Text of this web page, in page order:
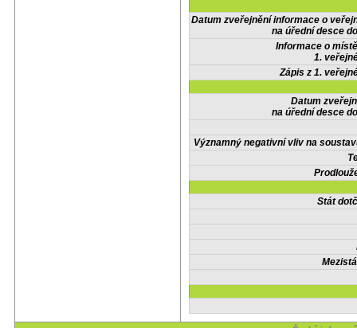
Datum zveřejnění informace o
na úřední desce
Informace o
1.
Zápis z 1.
Datum
na úřední desce
Významný negativní vliv na
Stát